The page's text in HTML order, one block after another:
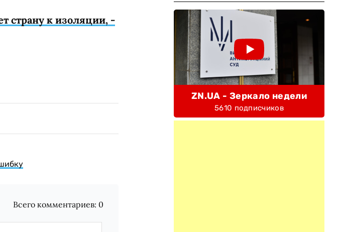
страну к изоляции, -
Всего комментариев: 0
ZN.UA - Зеркало недели
5610 подписчиков